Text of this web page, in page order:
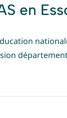
en